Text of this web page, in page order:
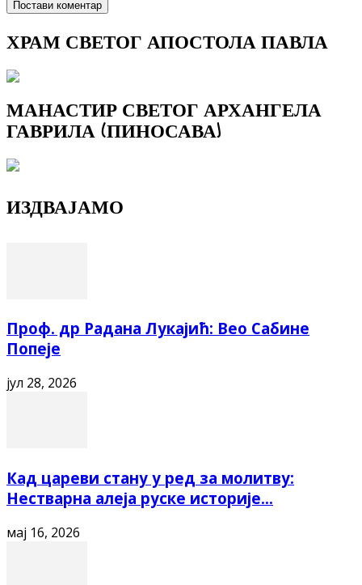
ХРАМ СВЕТОГ АПОСТОЛА ПАВЛА
МАНАСТИР СВЕТОГ АРХАНГЕЛА
ГАВРИЛА (ПИНОСАВА)
ИЗДВАЈАМО
Проф. др Радана Лукајић: Вео Сабине
Попеје
јул 28, 2026
Кад цареви стану у ред за молитву:
Нестварна алеја руске историје...
мај 16, 2026